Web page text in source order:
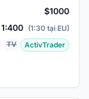
$1000
1:400 (1:30 tại EU)
TV ActivTrader